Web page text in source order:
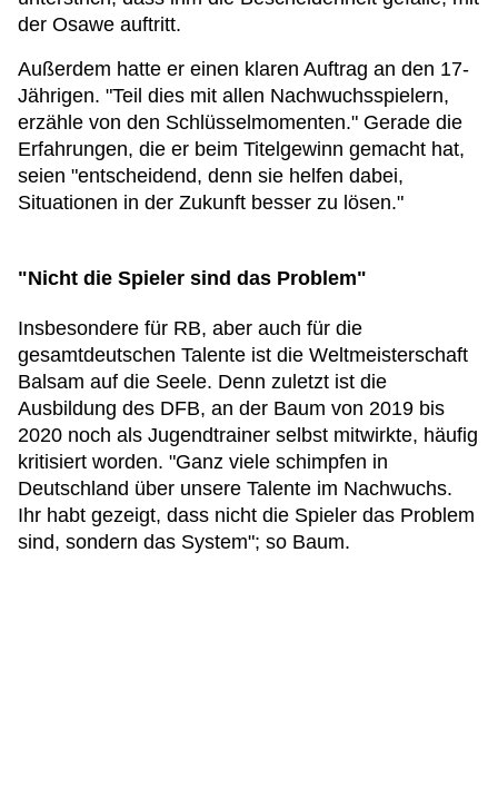
der Osawe auftritt.
Außerdem hatte er einen klaren Auftrag an den 17-
Jährigen. "Teil dies mit allen Nachwuchsspielern,
erzähle von den Schlüsselmomenten." Gerade die
Erfahrungen, die er beim Titelgewinn gemacht hat,
seien "entscheidend, denn sie helfen dabei,
Situationen in der Zukunft besser zu lösen."
"Nicht die Spieler sind das Problem"
Insbesondere für RB, aber auch für die
gesamtdeutschen Talente ist die Weltmeisterschaft
Balsam auf die Seele. Denn zuletzt ist die
Ausbildung des DFB, an der Baum von 2019 bis
2020 noch als Jugendtrainer selbst mitwirkte, häufig
kritisiert worden. "Ganz viele schimpfen in
Deutschland über unsere Talente im Nachwuchs.
Ihr habt gezeigt, dass nicht die Spieler das Problem
sind, sondern das System"; so Baum.